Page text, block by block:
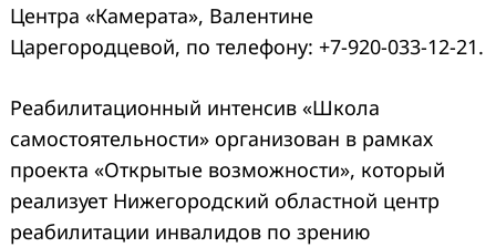
Центра «Камерата», Валентине
Царегородцевой, по телефону: +7-920-033-12-21.
Реабилитационный интенсив «Школа
самостоятельности» организован в рамках
проекта «Открытые возможности», который
реализует Нижегородский областной центр
реабилитации инвалидов по зрению